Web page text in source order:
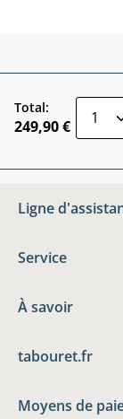
Total:
249,90 €
Ligne
Service
À savoir
tabouret.fr
Moyens de